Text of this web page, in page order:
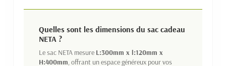
Quelles sont les dimensions du sac cadeau
NETA ?
Le sac NETA mesure L:300mm x l:120mm x
H:400mm, offrant un espace généreux pour vos